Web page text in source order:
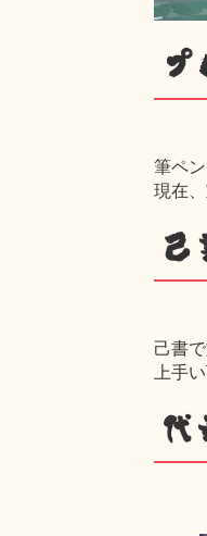
筆ペ
現在
己
己書
上手
代